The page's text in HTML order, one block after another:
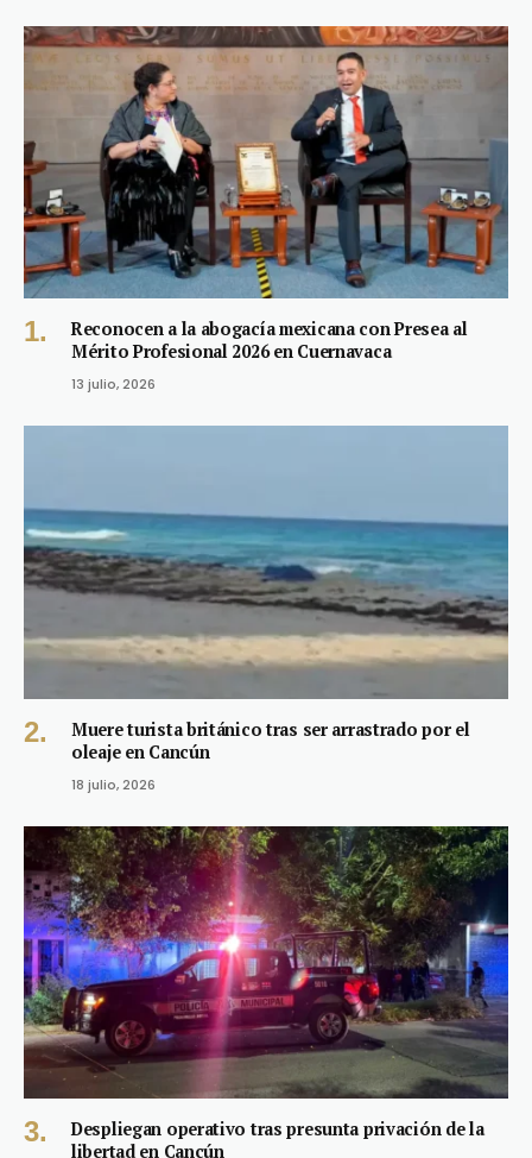
Reconocen a la abogacía mexicana con Presea al
Mérito Profesional 2026 en Cuernavaca
13 julio, 2026
Muere turista británico tras ser arrastrado por el
oleaje en Cancún
18 julio, 2026
Despliegan operativo tras presunta privación de la
libertad en Cancún